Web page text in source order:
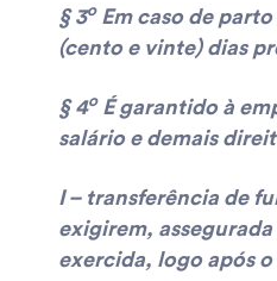
§ 3oEm caso de
(cento e vinte) dias
§ 4oÉ garantido à
salário e demais
I – transferência de
exigirem,
exercida, logo após